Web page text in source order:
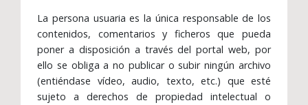
La persona usuaria es la única responsable de los
contenidos, comentarios y ficheros que pueda
poner a disposición a través del portal web, por
ello se obliga a no publicar o subir ningún archivo
(entiéndase vídeo, audio, texto, etc.) que esté
sujeto a derechos de propiedad intelectual o